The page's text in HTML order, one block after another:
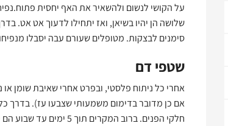
על הקושי לנשום ולהשאיר את האף יחסית
שלושה הן יהיו בשיאן, ואז יתחילו לדעוך אט אט.
סימנים לבצקות. מטופלים שעורם עבה יסבלו
שטפי דם
אחרי כל ניתוח פלסטי, ובפרט אחרי שאיבת שומן
אם כן מדובר בדימום משמעותי שצבעו עז). בדרך
חלקי הפנים. ברוב